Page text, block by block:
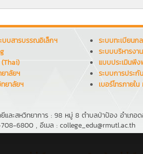
บบสารบรรณอิเล็กฯ
าลัยฯ
ยาลัยฯ
ระบบทะเบียนก
ระบบบริหารงา
แบบประเมินพึง
ระบบการประ
เบอร์โทรภายใน
ยีและสหวิทยาการ : 98 หมู่ 8 ตำบลป่าป้อง อำเภอ
6800 , อีเมล : college_edu@rmutl.ac.th